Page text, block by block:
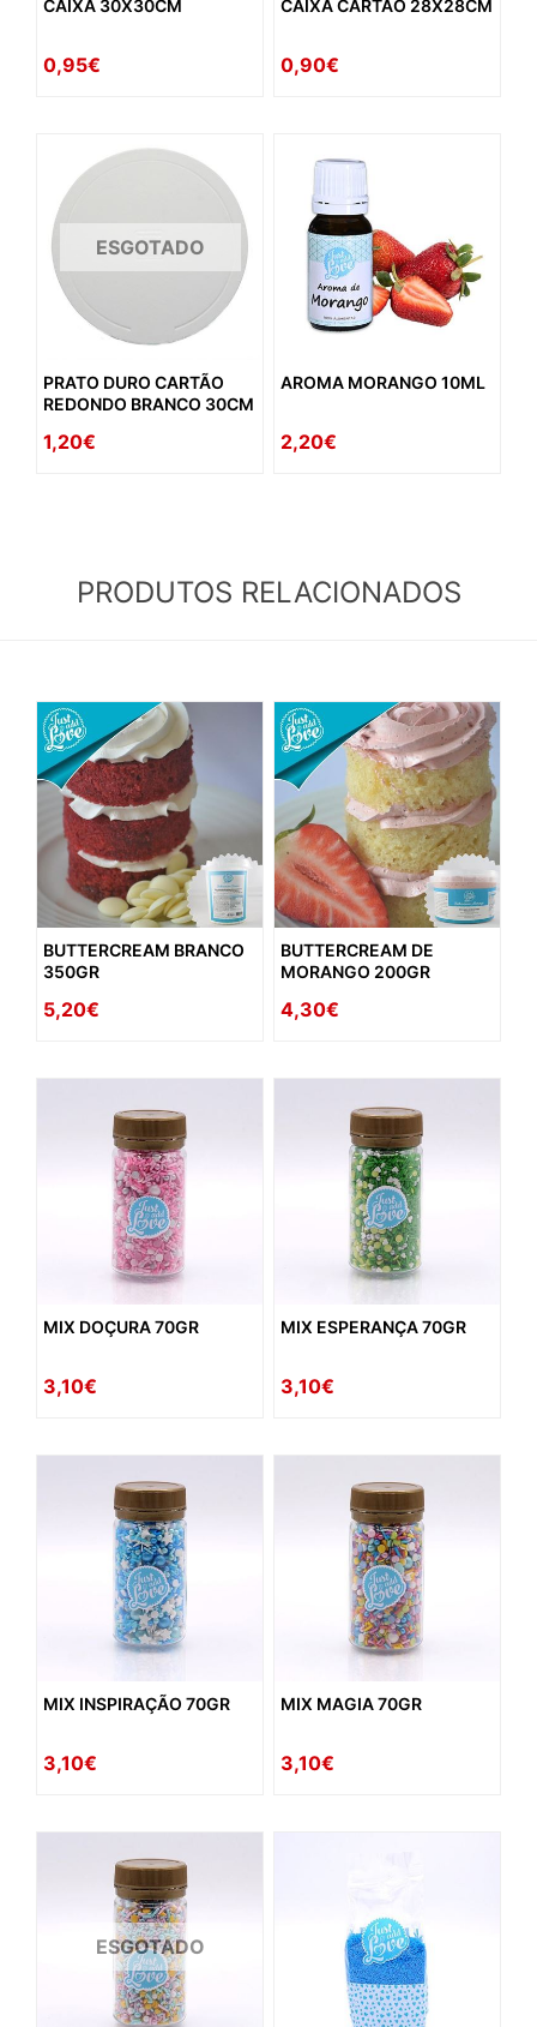
CAIXA 30X30CM
0,95€
CAIXA CARTÃO 28X28CM
0,90€
ESGOTADO
PRATO DURO CARTÃO
REDONDO BRANCO 30CM
1,20€
AROMA MORANGO 10ML
2,20€
PRODUTOS RELACIONADOS
BUTTERCREAM BRANCO
350GR
5,20€
BUTTERCREAM DE
MORANGO 200GR
4,30€
MIX DOÇURA 70GR
3,10€
MIX ESPERANÇA 70GR
3,10€
MIX INSPIRAÇÃO 70GR
3,10€
MIX MAGIA 70GR
3,10€
ESGOTADO